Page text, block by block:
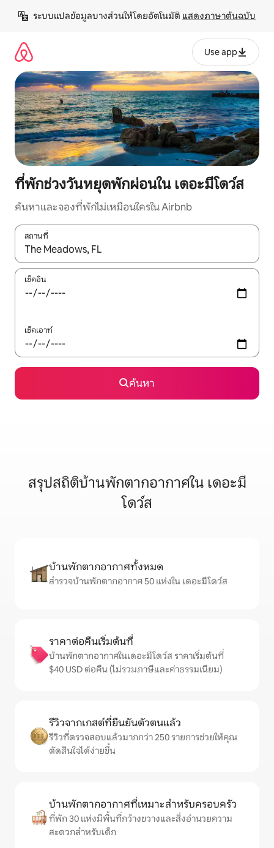
เนื้อหา
ระบบแปลข้อมูลบางส่วนให้โดยอัตโนมัติ แสดงภาษาต้นฉบับ
Use app
ที่พักช่วงวันหยุดพักผ่อนใน เดอะมีโดว์ส
ค้นหาและจองที่พักไม่เหมือนใครใน Airbnb
สถานที่
ใช้ลูกศรขึ้นลง หรือใช้การสัมผัสหรือปัด เพื่อสำรวจผลการค้นหา
เช็คอิน
เช็คเอาท์
ค้นหา
สรุปสถิติบ้านพักตากอากาศใน เดอะมี
โดว์ส
บ้านพักตากอากาศทั้งหมด
สำรวจบ้านพักตากอากาศ 50 แห่งใน เดอะมีโดว์ส
ราคาต่อคืนเริ่มต้นที่
บ้านพักตากอากาศในเดอะมีโดว์ส ราคาเริ่มต้นที่
$40 USD ต่อคืน (ไม่รวมภาษีและค่าธรรมเนียม)
รีวิวจากเกสต์ที่ยืนยันตัวตนแล้ว
รีวิวที่ตรวจสอบแล้วมากกว่า 250 รายการช่วยให้คุณ
ตัดสินใจได้ง่ายขึ้น
บ้านพักตากอากาศที่เหมาะสำหรับครอบครัว
ที่พัก 30 แห่งมีพื้นที่กว้างขวางและสิ่งอำนวยความ
สะดวกสำหรับเด็ก